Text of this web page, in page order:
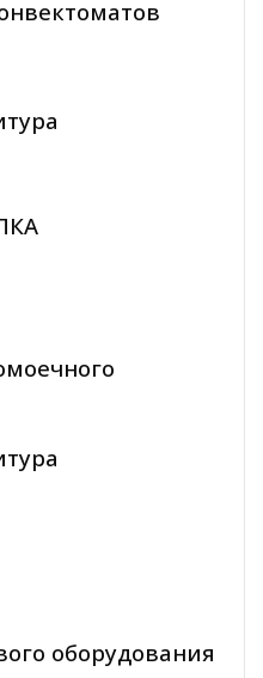
оборудования